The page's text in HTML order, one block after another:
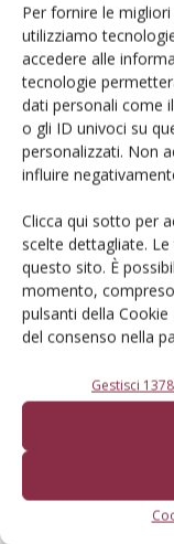
Per fornire le
utilizziamo
accedere alle
tecnologie
dati personali come
o gli ID univoci su
personalizzati. Non
influire
Clicca qui sotto per
scelte dettagliate.
questo sito. È
momento,
pulsanti della
del consenso nella
Gestisci
perciò fiduciosi che
slancio ed
Quanto accaduto è
mondo
regole di mercato,
l’impegno delle
sopravvivenza
E-magazine
Tecniche,